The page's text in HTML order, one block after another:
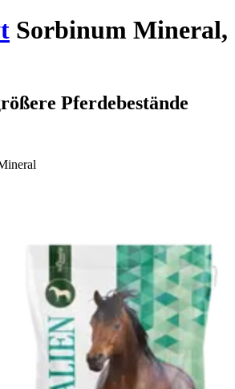
Sorbinum Mineral,
Pferdebestände